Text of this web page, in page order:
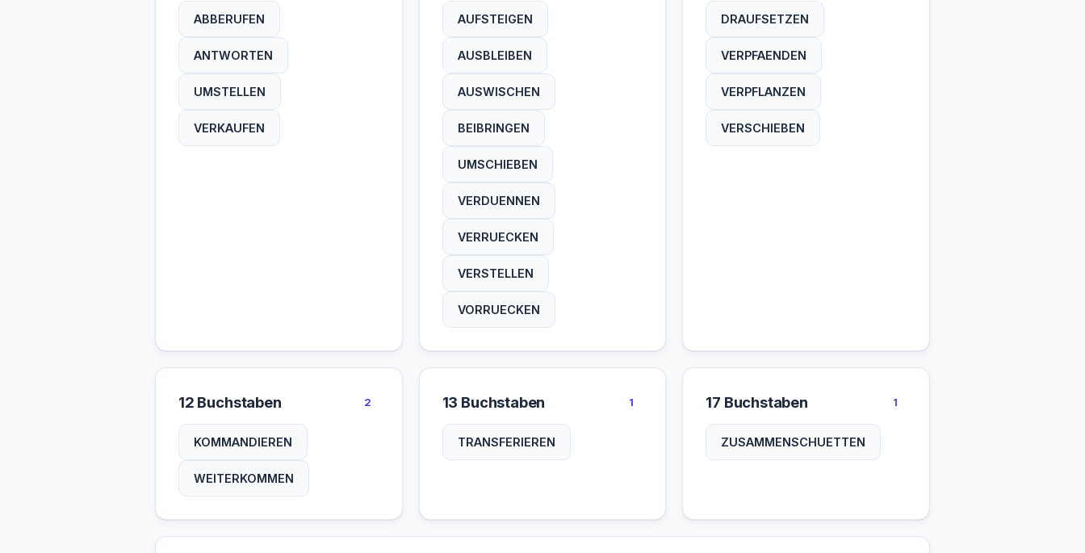
ABBERUFEN
ANTWORTEN
UMSTELLEN
VERKAUFEN
AUFSTEIGEN
AUSBLEIBEN
AUSWISCHEN
BEIBRINGEN
UMSCHIEBEN
VERDUENNEN
VERRUECKEN
VERSTELLEN
VORRUECKEN
DRAUFSETZEN
VERPFAENDEN
VERPFLANZEN
VERSCHIEBEN
12 Buchstaben 2
KOMMANDIEREN
WEITERKOMMEN
13 Buchstaben 1
TRANSFERIEREN
17 Buchstaben 1
ZUSAMMENSCHUETTEN